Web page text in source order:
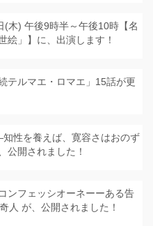
(木) 午後9時半～午後10時【名
絵」】に、出演します！
テルマエ・ロマエ」15話が更
性を養えば、寛容さはおのず
公開されました！
ンフェッシオーネーーある告
人 が、公開されました！